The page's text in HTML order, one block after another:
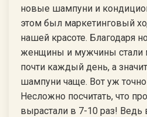
новые шампуни и
этом был маркетинговый
нашей красоте. Благодаря
женщины и мужчины стали
почти каждый день, а
шампуни чаще. Вот уж
Несложно посчитать, что
вырастали в 7-10 раз!